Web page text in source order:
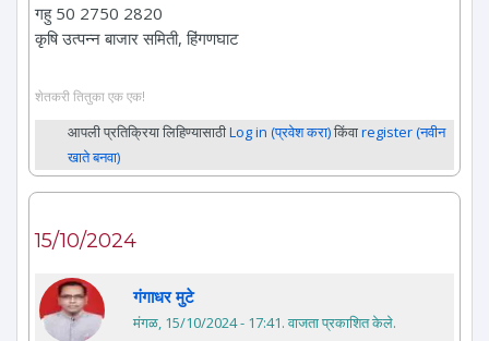
गहु 50 2750 2820
कृषि उत्पन्न बाजार समिती, हिंगणघाट
शेतकरी तितुका एक एक!
आपली प्रतिक्रिया लिहिण्यासाठीLog in (प्रवेश करा)किंवाregister (नवीन
खाते बनवा)
15/10/2024
गंगाधर मुटे
मंगळ, 15/10/2024 - 17:41. वाजता प्रकाशित केले.